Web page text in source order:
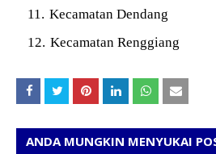
11. Kecamatan Dendang
12. Kecamatan Renggiang
ANDA MUNGKIN MENYUKAI